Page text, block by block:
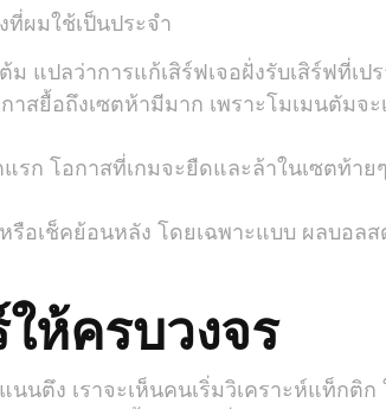
ผมใช้เป็นประจำ
ปลว่าการแก้เสิร์ฟเจอฝั่งรับเสิร์ฟที่เป
สยื้อถึงเซตห้ามีมาก เพราะโมเมนตัมจ
โอกาสที่เกมจะยืดและล้าในเซตท้าย
อเช็คย้อนหลัง โดยเฉพาะแบบ ผลบอล
ห้ครบวงจร
ตึง เราจะเห็นคนเริ่มวิเคราะห์แท็กติ